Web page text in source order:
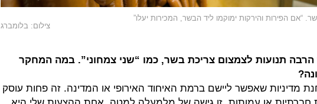
“אם הפירות והירקות ימוקמו ליד הבשר, המכירות יעלו”
צילום: בלומברג
הרבה תנועות לצמצום צריכת בשר, כמו “שני צמחוני”. במה המחקר
מדיניות שאפשר ליישם ברמת האיחוד האירופי או המדינה. זה פחות עוסק